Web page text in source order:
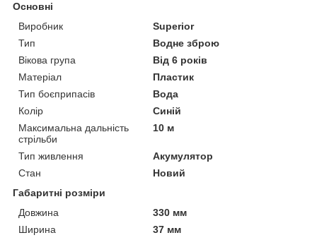
Основні
Виробник
Superior
Тип
Водне зброю
Вікова група
Від 6 років
Матеріал
Пластик
Тип боєприпасів
Вода
Колір
Синій
Максимальна дальність
стрільби
10 м
Тип живлення
Акумулятор
Стан
Новий
Габаритні розміри
Довжина
330 мм
Ширина
37 мм